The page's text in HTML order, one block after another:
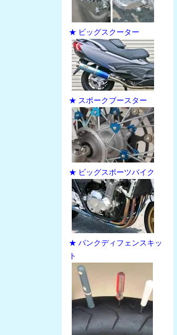
★ ビッグスクーター
★ スポークブースター
★ ビッグスポーツバイク
★ パンクディフェンスキッ
ト